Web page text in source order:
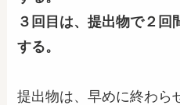
３回目は、提出物で２回
する。
提出物は、早めに終わら